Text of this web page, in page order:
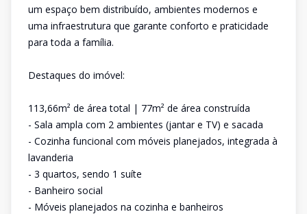
um espaço bem distribuído, ambientes modernos e
uma infraestrutura que garante conforto e praticidade
para toda a família.
Destaques do imóvel:
113,66m² de área total | 77m² de área construída
- Sala ampla com 2 ambientes (jantar e TV) e sacada
- Cozinha funcional com móveis planejados, integrada à
lavanderia
- 3 quartos, sendo 1 suíte
- Banheiro social
- Móveis planejados na cozinha e banheiros